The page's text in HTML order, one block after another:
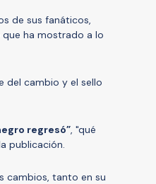
de sus fanáticos,
que ha mostrado a lo
del cambio y el sello
regresó”, "qué
publicación.
cambios, tanto en su